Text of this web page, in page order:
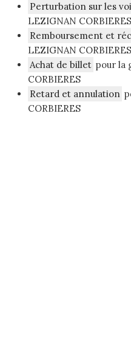
Perturbation sur les
LEZIGNAN CORBIERES
Remboursement et
LEZIGNAN CORBIERES
Achat de billet pour la
CORBIERES
Retard et annulation
CORBIERES